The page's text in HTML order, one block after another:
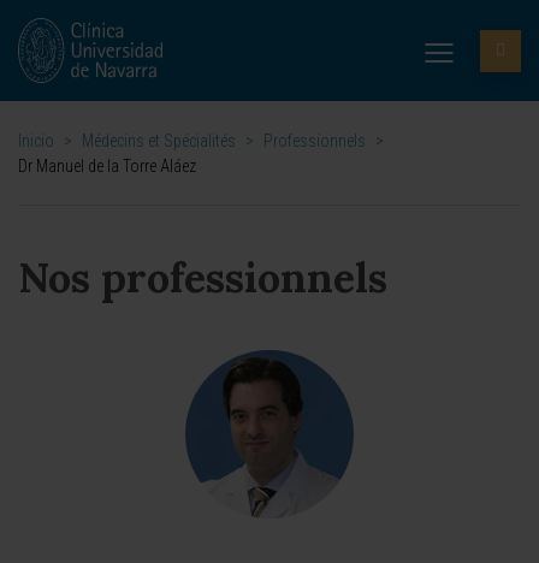
Inicio > Médecins et Spécialités > Professionnels
>
Dr Manuel de la Torre Aláez
Nos professionnels